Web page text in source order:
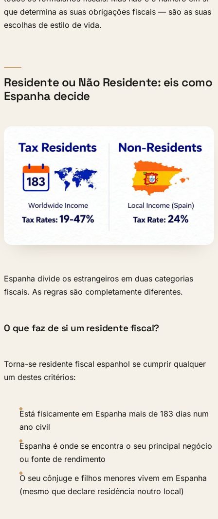
que determina as suas obrigações fiscais — são as suas
escolhas de estilo de vida.
Residente ou Não Residente: eis como
Espanha decide
Espanha divide os estrangeiros em duas categorias
fiscais. As regras são completamente diferentes.
O que faz de si um residente fiscal?
Torna-se residente fiscal espanhol se cumprir qualquer
um destes critérios:
Está fisicamente em Espanha mais de 183 dias num
ano civil
Espanha é onde se encontra o seu principal negócio
ou fonte de rendimento
O seu cônjuge e filhos menores vivem em Espanha
(mesmo que declare residência noutro local)